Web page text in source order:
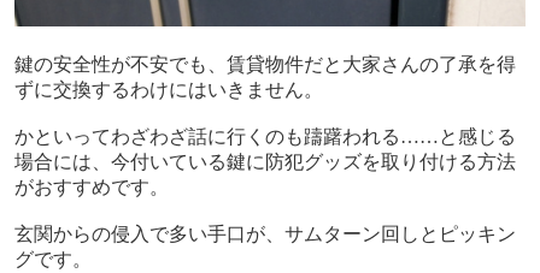
鍵の安全性が不安でも、賃貸物件だと大家さんの了承を得
ずに交換するわけにはいきません。
かといってわざわざ話に行くのも躊躇われる……と感じる
場合には、今付いている鍵に防犯グッズを取り付ける方法
がおすすめです。
玄関からの侵入で多い手口が、サムターン回しとピッキン
グです。